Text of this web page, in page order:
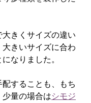
きくサイズの違い
きいサイズに合わ
なりました。
することも、もち
少量の場合はシモジ